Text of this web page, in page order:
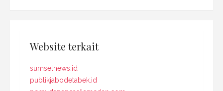
Website terkait
sumselnews.id
publikjabodetabek.id